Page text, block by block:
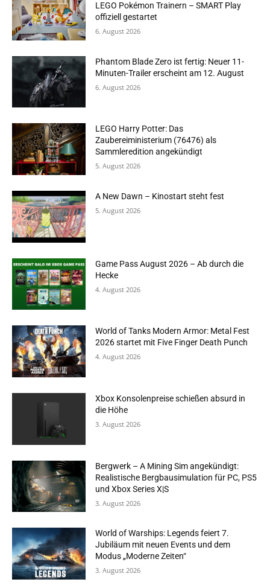
LEGO Pokémon Trainern – SMART Play
offiziell gestartet
6. August 2026
Phantom Blade Zero ist fertig: Neuer 11-
Minuten-Trailer erscheint am 12. August
6. August 2026
LEGO Harry Potter: Das
Zaubereiministerium (76476) als
Sammleredition angekündigt
5. August 2026
A New Dawn – Kinostart steht fest
5. August 2026
Game Pass August 2026 – Ab durch die
Hecke
4. August 2026
World of Tanks Modern Armor: Metal Fest
2026 startet mit Five Finger Death Punch
4. August 2026
Xbox Konsolenpreise schießen absurd in
die Höhe
3. August 2026
Bergwerk – A Mining Sim angekündigt:
Realistische Bergbausimulation für PC, PS5
und Xbox Series X|S
3. August 2026
World of Warships: Legends feiert 7.
Jubiläum mit neuen Events und dem
Modus „Moderne Zeiten“
3. August 2026